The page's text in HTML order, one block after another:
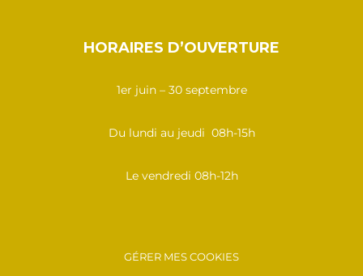
HORAIRES D’OUVERTURE
1er juin – 30 septembre
Du lundi au jeudi 08h-15h
Le vendredi 08h-12h
GÉRER MES COOKIES